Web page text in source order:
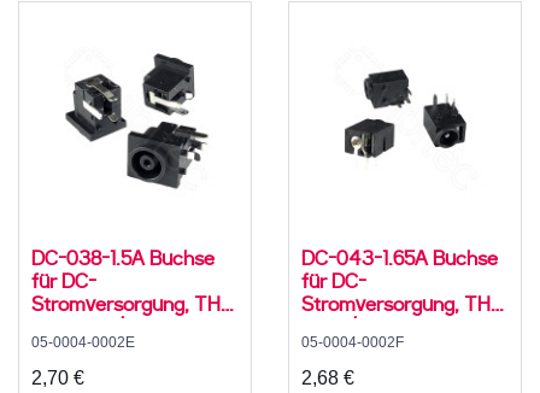
DC-038-1.5A Buchse
für DC-
Stromversorgung, THT,
für 4,3..6 / 1,4 mm
Stecker, 30 V, 500 mA,
90°, -20..70 °C
05-0004-0002E
2,70 €
DC-043-1.65A Buchse
für DC-
Stromversorgung, THT,
für 4 / 1,75 mm
Hohlstecker, 30 V, 500
mA, 90°, -20..70 °C
05-0004-0002F
2,68 €